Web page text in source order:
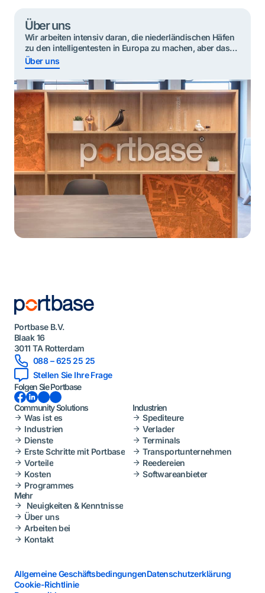
Über uns
Wir arbeiten intensiv daran, die niederländischen Häfen
zu den intelligentesten in Europa zu machen, aber das
können wir nicht allein. Deshalb wurde Portbase von
und für die Hafencommunity entwickelt.
Über uns
Portbase B.V.
Blaak 16
3011 TA Rotterdam
088 – 625 25 25
Stellen Sie Ihre Frage
Folgen Sie Portbase
Facebook LinkedInInstagramYouTube
Community Solutions
Was ist es
Industrien
Dienste
Erste Schritte mit Portbase
Vorteile
Kosten
Programmes
Industrien
Spediteure
Verlader
Terminals
Transportunternehmen
Reedereien
Softwareanbieter
Mehr
Neuigkeiten & Kenntnisse
Über uns
Arbeiten bei
Kontakt
Allgemeine GeschäftsbedingungenDatenschutzerklärung
Cookie-Richtlinie